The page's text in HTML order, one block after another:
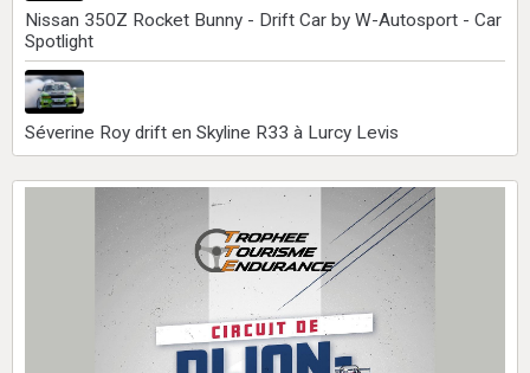
Nissan 350Z Rocket Bunny - Drift Car by W-Autosport - Car
Spotlight
Séverine Roy drift en Skyline R33 à Lurcy Levis